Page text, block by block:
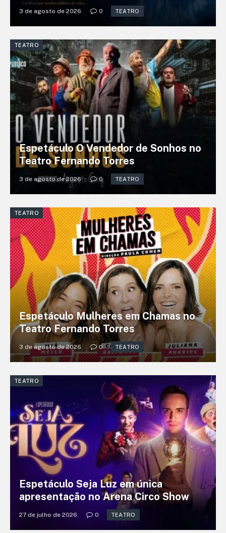
3 de agosto de 2026 0 TEATRO
TEATRO
Espetáculo O Vendedor de Sonhos no
Teatro Fernando Torres
3 de agosto de 2026 0 TEATRO
TEATRO
Espetáculo Mulheres em Chamas no
Teatro Fernando Torres
3 de agosto de 2026 0 TEATRO
TEATRO
Espetáculo Seja Luz em única
apresentação no Arena Circo Show
27 de julho de 2026 0 TEATRO